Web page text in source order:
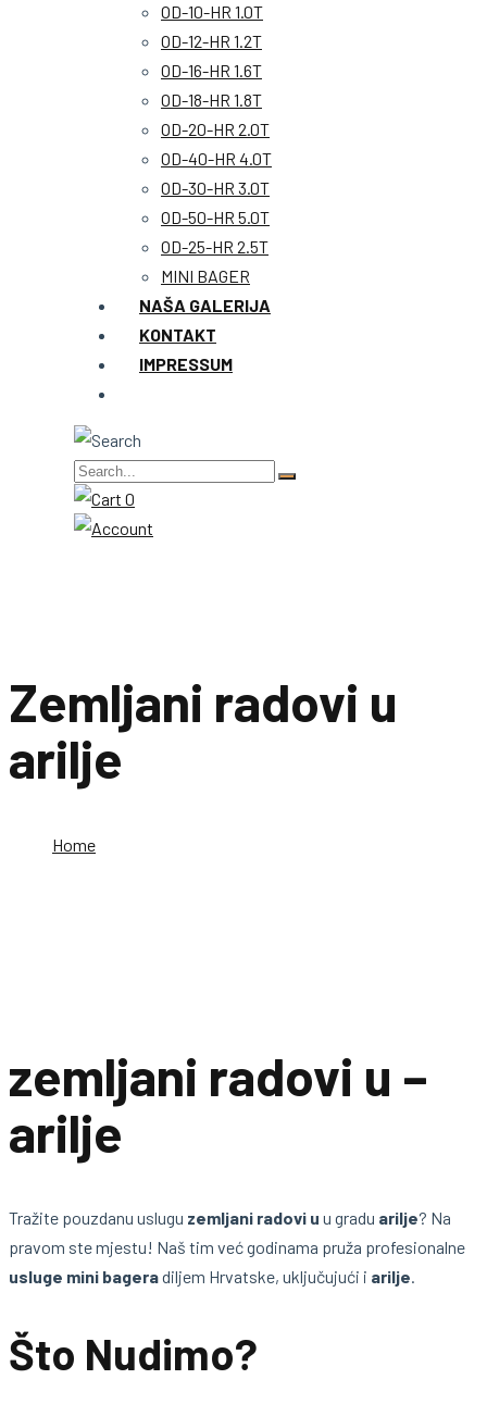
OD-10-HR 1.0T
OD-12-HR 1.2T
OD-16-HR 1.6T
OD-18-HR 1.8T
OD-20-HR 2.0T
OD-40-HR 4.0T
OD-30-HR 3.0T
OD-50-HR 5.0T
OD-25-HR 2.5T
MINI BAGER
NAŠA GALERIJA
KONTAKT
IMPRESSUM
0
Zemljani radovi u
arilje
Home
zemljani radovi u –
arilje
Tražite pouzdanu uslugu zemljani radovi u u gradu arilje? Na
pravom ste mjestu! Naš tim već godinama pruža profesionalne
usluge mini bageradiljem Hrvatske, uključujući i arilje.
Što Nudimo?